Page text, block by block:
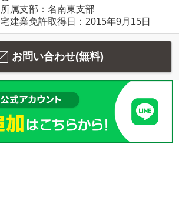
所属支部：名南東支部
宅建業免許取得日：2015年9月15日
お問い合わせ(無料)